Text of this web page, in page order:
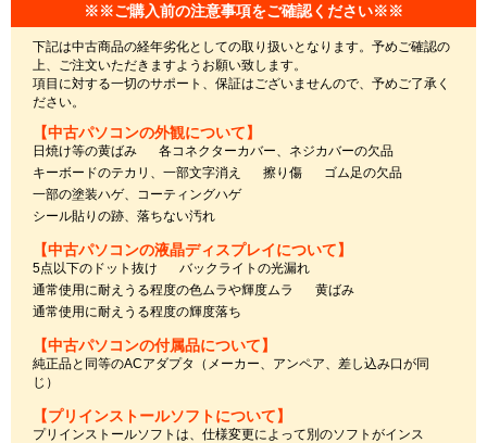
※※ご購入前の注意事項をご確認ください※※
下記は中古商品の経年劣化としての取り扱いとなります。予めご確認の
上、ご注文いただきますようお願い致します。
項目に対する一切のサポート、保証はございませんので、予めご了承く
ださい。
【中古パソコンの外観について】
日焼け等の黄ばみ
各コネクターカバー、ネジカバーの欠品
キーボードのテカリ、一部文字消え
擦り傷
ゴム足の欠品
一部の塗装ハゲ、コーティングハゲ
シール貼りの跡、落ちない汚れ
【中古パソコンの液晶ディスプレイについて】
5点以下のドット抜け
バックライトの光漏れ
通常使用に耐えうる程度の色ムラや輝度ムラ
黄ばみ
通常使用に耐えうる程度の輝度落ち
【中古パソコンの付属品について】
純正品と同等のACアダプタ（メーカー、アンペア、差し込み口が同
じ）
【プリインストールソフトについて】
プリインストールソフトは、仕様変更によって別のソフトがインス